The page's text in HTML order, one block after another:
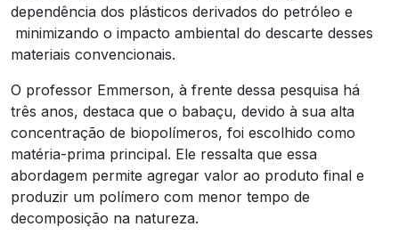
dependência dos plásticos derivados do petróleo e
minimizando o impacto ambiental do descarte desses
materiais convencionais.
O professor Emmerson, à frente dessa pesquisa há
três anos, destaca que o babaçu, devido à sua alta
concentração de biopolímeros, foi escolhido como
matéria-prima principal. Ele ressalta que essa
abordagem permite agregar valor ao produto final e
produzir um polímero com menor tempo de
decomposição na natureza.